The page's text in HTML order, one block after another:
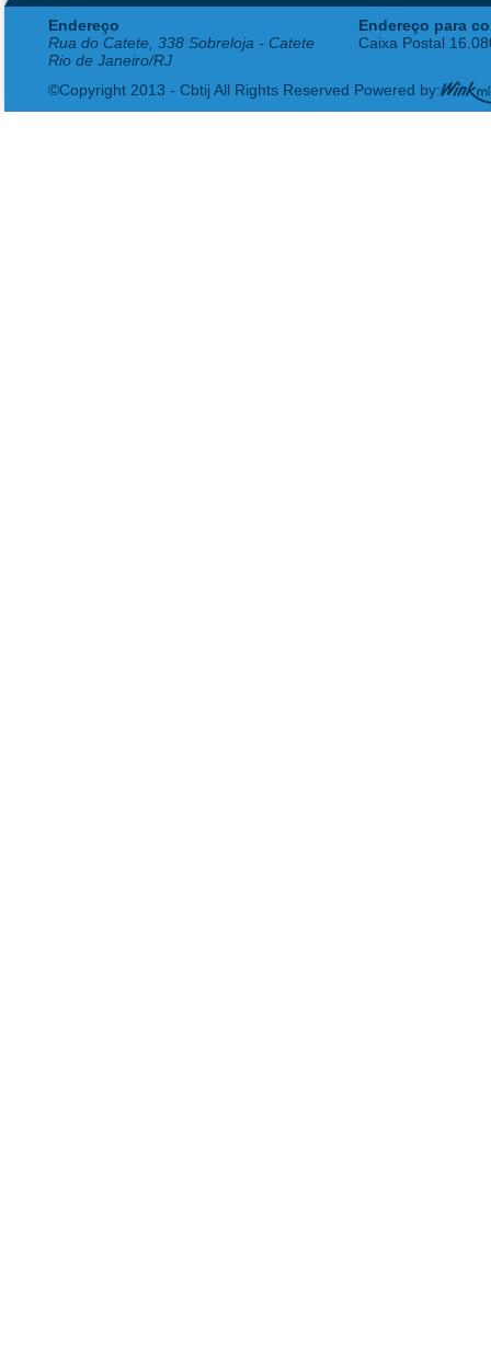
Endereço
Rua do Catete, 338 Sobreloja - Catete
Rio de Janeiro/RJ
Endereço para
Caixa Postal
©Copyright 2013 - Cbtij All Rights Reserved Powered by: